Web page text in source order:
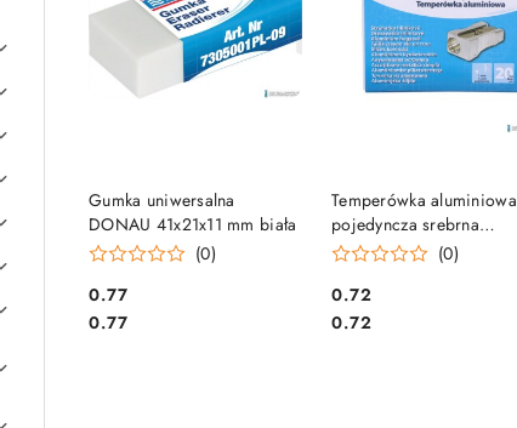
Gumka uniwersalna
DONAU 41x21x11 mm biała
(0)
Cena:
0.77
Cena:
0.77
DO KOSZYKA
Temperówka aluminiowa
pojedyncza srebrna
DONAU
(0)
Cena:
0.72
Cena:
0.72
DO KOSZYKA